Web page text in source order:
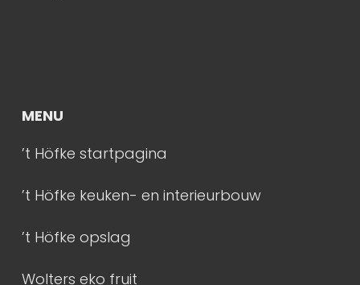
MENU
’t Höfke startpagina
’t Höfke keuken- en interieurbouw
’t Höfke opslag
Wolters eko fruit